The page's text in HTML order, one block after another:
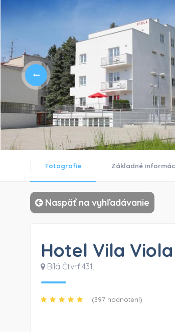
Fotografie Základné
Naspäť na vyhľadávanie
Hotel Vila Viola
Bílá Čtvrť 431,
(397 hodnotení)